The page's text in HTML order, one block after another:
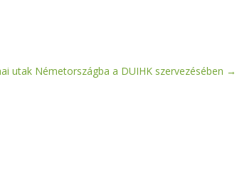
utak Németországba a DUIHK szervezésében →